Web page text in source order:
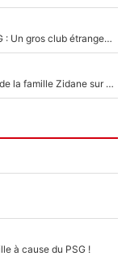
Ferran Torres a pris sa décision concernant le PSG : Un gros club étranger prêt à relancer le feuilleton pour la signature du champion du monde 2026 !
«Il est très heureux et impatient» : Les révélations de la famille Zidane sur sa prise de pouvoir en équipe de France !
à cause du PSG !